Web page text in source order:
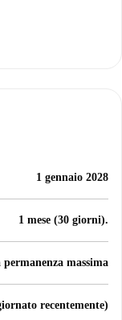
1 gennaio 2028
1 mese (30 giorni).
permanenza massima
recentemente)